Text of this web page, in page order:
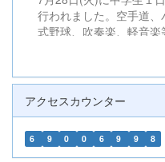
行われました。空手道
式野球、吹奏楽、軽音
アクセスカウンター
6 9 0 0 6 9 9 8